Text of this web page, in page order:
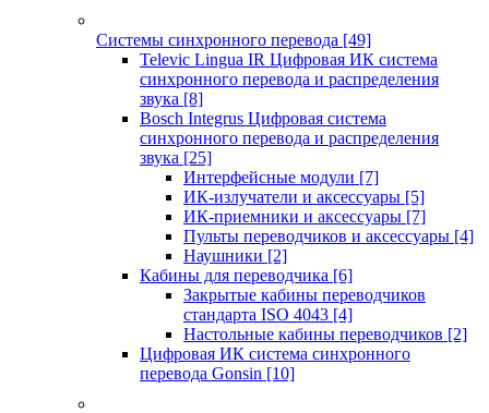
Системы синхронного перевода [49]
Televic Lingua IR Цифровая ИК система
синхронного перевода и распределения
звука [8]
Bosch Integrus Цифровая система
синхронного перевода и распределения
звука [25]
Интерфейсные модули [7]
ИК-излучатели и аксессуары [5]
ИК-приемники и аксессуары [7]
Пульты переводчиков и аксессуары [4]
Наушники [2]
Кабины для переводчика [6]
Закрытые кабины переводчиков
стандарта ISO 4043 [4]
Настольные кабины переводчиков [2]
Цифровая ИК система синхронного
перевода Gonsin [10]